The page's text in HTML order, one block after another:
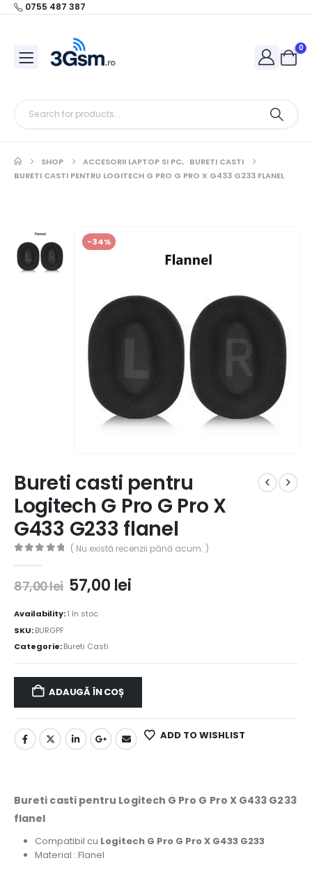
0755 487 387
0
SHOP ACCESORII LAPTOP SI PC, BURETI CASTI
BURETI CASTI PENTRU LOGITECH G PRO G PRO X G433 G233 FLANEL
-34%
Bureti casti pentru
Logitech G Pro G Pro X
G433 G233 flanel
( Nu există recenzii până acum. )
87,00lei 57,00 lei
Availability:1 în stoc
SKU:BURGPF
Categorie:Bureti Casti
ADAUGĂ ÎN COȘ
ADD TO WISHLIST
Bureti casti pentru Logitech G Pro G Pro X G433 G233
flanel
Compatibil cu Logitech G Pro G Pro X G433 G233
Material : Flanel